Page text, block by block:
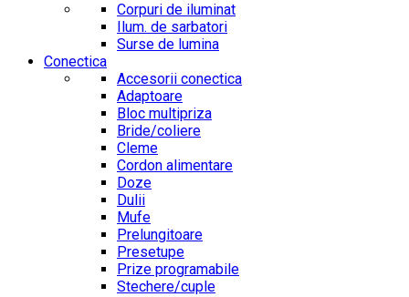
Corpuri de iluminat
Ilum. de sarbatori
Surse de lumina
Conectica
Accesorii conectica
Adaptoare
Bloc multipriza
Bride/coliere
Cleme
Cordon alimentare
Doze
Dulii
Mufe
Prelungitoare
Presetupe
Prize programabile
Stechere/cuple